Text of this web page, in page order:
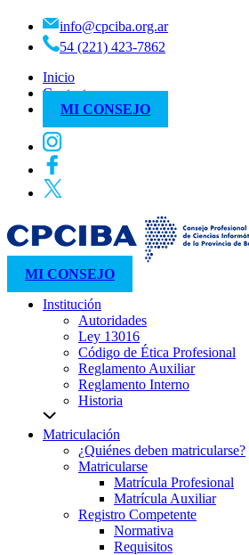
info@cpciba.org.ar
54 (221) 423-7862
Inicio
Contacto
MI CONSEJO
MI CONSEJO
Institución
Autoridades
Ley 13016
Código de Ética Profesional
Reglamento Auxiliar
Reglamento Interno
Historia
Matriculación
¿Quiénes deben matricularse?
Matricularse
Matrícula Profesional
Matrícula Auxiliar
Registro Competente
Normativa
Requisitos